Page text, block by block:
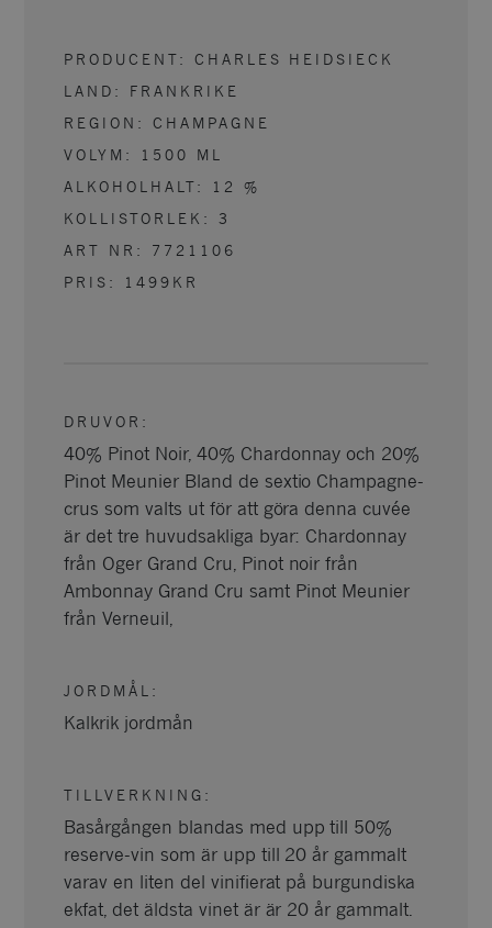
PRODUCENT: CHARLES HEIDSIECK
LAND: FRANKRIKE
REGION: CHAMPAGNE
VOLYM:
1500
ML
ALKOHOLHALT:
12
%
KOLLISTORLEK: 3
ART NR: 7721106
PRIS:
1499KR
DRUVOR :
40% Pinot Noir, 40% Chardonnay och 20%
Pinot Meunier Bland de sextio Champagne-
crus som valts ut för att göra denna cuvée
är det tre huvudsakliga byar: Chardonnay
från Oger Grand Cru, Pinot noir från
Ambonnay Grand Cru samt Pinot Meunier
från Verneuil,
JORDMÅL :
Kalkrik jordmån
TILLVERKNING :
Basårgången blandas med upp till 50%
reserve-vin som är upp till 20 år gammalt
varav en liten del vinifierat på burgundiska
ekfat, det äldsta vinet är är 20 år gammalt.